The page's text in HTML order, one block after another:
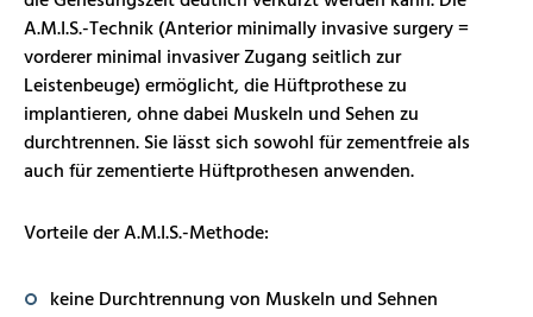
A.M.I.S.-Technik (Anterior minimally invasive surgery =
vorderer minimal invasiver Zugang seitlich zur
Leistenbeuge)ermöglicht, die Hüftprothese zu
implantieren, ohne dabei Muskeln und Sehen zu
durchtrennen. Sie lässt sich sowohl für zementfreie als
auch für zementierte Hüftprothesen anwenden.
Vorteile der A.M.I.S.-Methode:
keine Durchtrennung von Muskeln und Sehnen